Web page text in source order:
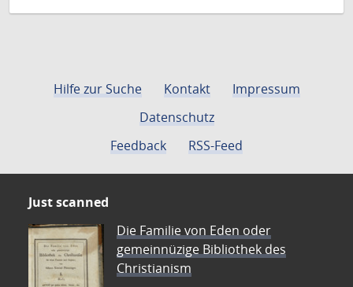
Hilfe zur Suche Kontakt
Impressum
Datenschutz
Feedback
RSS-Feed
Just scanned
Die Familie von Eden oder
gemeinnüzige Bibliothek des
Christianism